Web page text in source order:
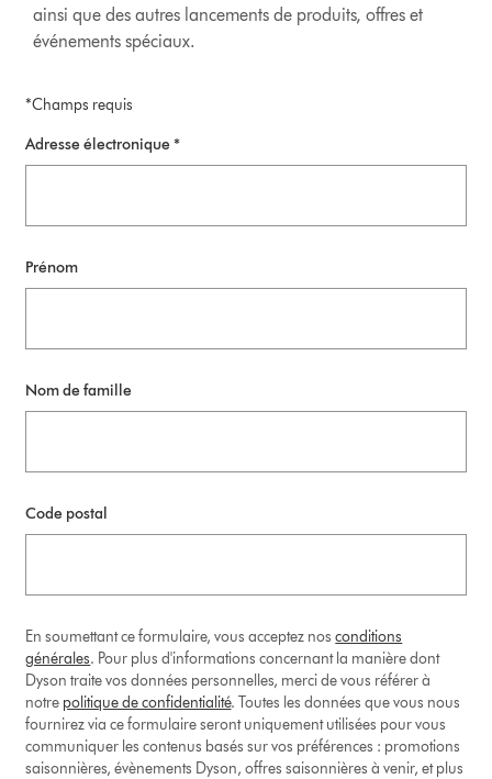
ainsi que des autres lancements de produits, offres et
événements spéciaux.
*Champs requis
Adresse électronique *
Prénom
Nom de famille
Code postal
En soumettant ce formulaire, vous acceptez nosconditions
générales. Pour plus d'informations concernant la manière dont
Dyson traite vos données personnelles, merci de vous référer à
notre politique de confidentialité. Toutes les données que vous nous
fournirez via ce formulaire seront uniquement utilisées pour vous
communiquer les contenus basés sur vos préférences : promotions
saisonnières, évènements Dyson, offres saisonnières à venir, et plus